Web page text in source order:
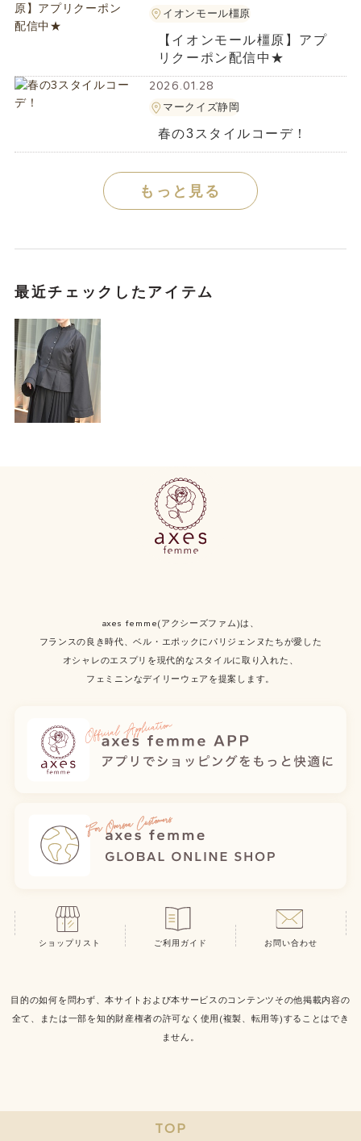
イオンモール橿原
【イオンモール橿原】アプ
リクーポン配信中★
2026.01.28
マークイズ静岡
春の3スタイルコーデ！
もっと見る
最近チェックしたアイテム
axes femme(アクシーズファム)は、
フランスの良き時代、ベル・エポックにパリジェンヌたちが愛した
オシャレのエスプリを現代的なスタイルに取り入れた、
フェミニンなデイリーウェアを提案します。
ショップリスト ご利用ガイド お問い合わせ
目的の如何を問わず、本サイトおよび本サービスのコンテンツその他掲載内容の
全て、または一部を知的財産権者の許可なく使用(複製、転用等)することはでき
ません。
TOP